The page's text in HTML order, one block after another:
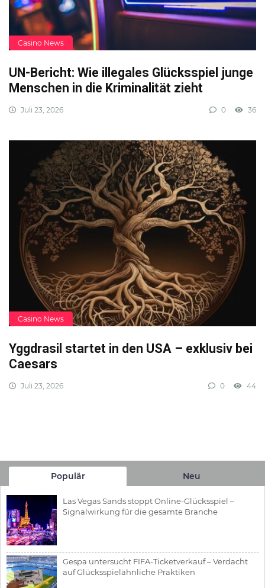
Casino News
UN-Bericht: Wie illegales Glücksspiel junge
Menschen in die Kriminalität zieht
Juli 23, 2026 0 36
Casino News
Yggdrasil startet in den USA – exklusiv bei
Caesars
Juli 23, 2026 0 44
Populär Neu
Las Vegas Sands stoppt Online-Glücksspiel –
Signalwirkung für die gesamte Branche
Gespa untersucht FIFA-Ticketverkauf – Verdacht
auf Glücksspielähnliche Praktiken